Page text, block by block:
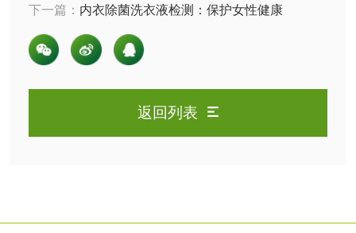
下一篇： 内衣除菌洗衣液检测：保护女性健康
返回列表
有机肥检测
化工试剂